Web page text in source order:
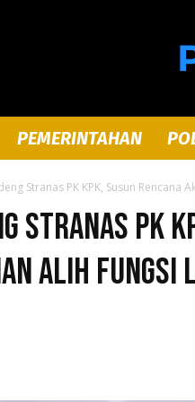
PEMERINTAHAN
Stranas PK KPK, Susun Rencana
Stranas PK
Alih Fungsi